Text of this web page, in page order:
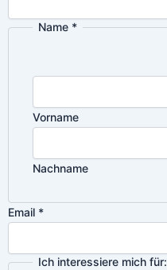
Name *
Vorname
Nachname
Email *
Ich interessiere mich für: